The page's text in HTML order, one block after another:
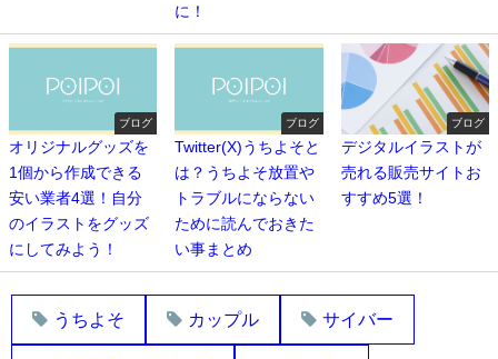
に！
ブログ
オリジナルグッズを
1個から作成できる
安い業者4選！自分
のイラストをグッズ
にしてみよう！
ブログ
Twitter(X)うちよそと
は？うちよそ放置や
トラブルにならない
ために読んでおきた
い事まとめ
ブログ
デジタルイラストが
売れる販売サイトお
すすめ5選！
うちよそ カップル サイバー